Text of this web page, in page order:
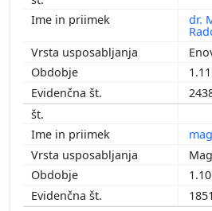
1996
1999
2000
2002
2003
2004
2006
dr.